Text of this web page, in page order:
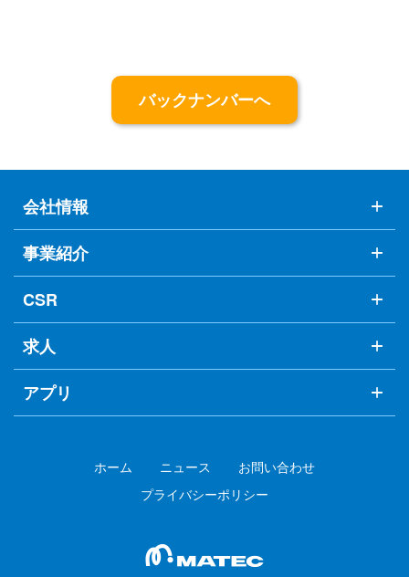
バックナンバーへ
会社情報
事業紹介
CSR
求人
アプリ
ホーム ニュース
お問い合わせ
プライバシーポリシー